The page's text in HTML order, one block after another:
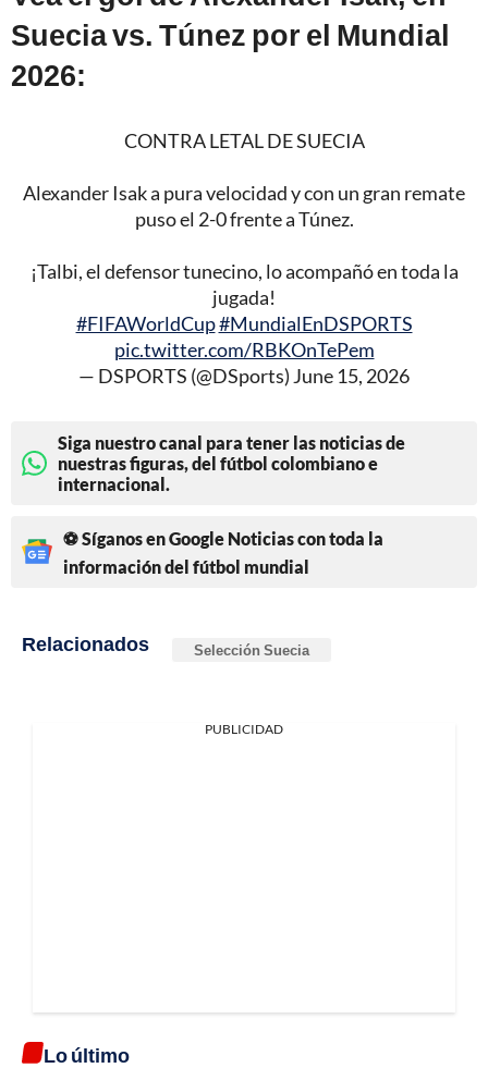
Suecia vs. Túnez por el Mundial
2026:
CONTRA LETAL DE SUECIA
Alexander Isak a pura velocidad y con un gran remate
puso el 2-0 frente a Túnez.
¡Talbi, el defensor tunecino, lo acompañó en toda la
jugada!
#FIFAWorldCup#MundialEnDSPORTS
pic.twitter.com/RBKOnTePem
— DSPORTS (@DSports) June 15, 2026
Siga nuestro canal para tener las noticias de
nuestras figuras, del fútbol colombiano e
internacional.
⚽ Síganos en Google Noticias con toda la
información del fútbol mundial
Relacionados Selección Suecia
PUBLICIDAD
Lo último